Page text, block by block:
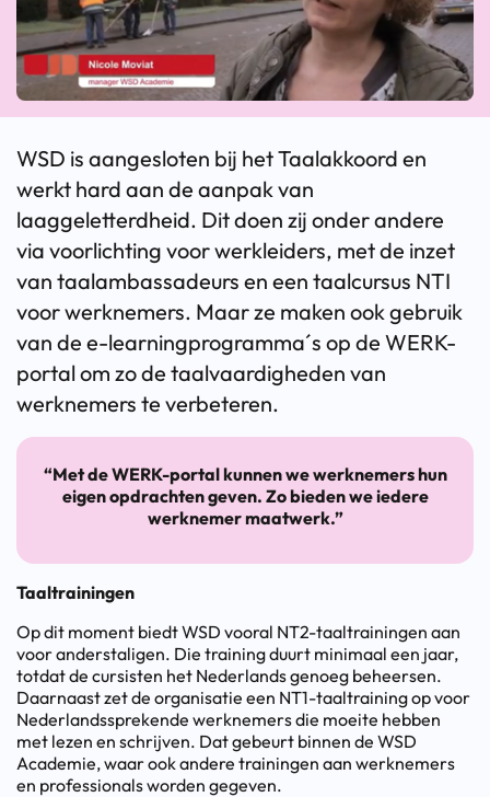
WSD is aangesloten bij het Taalakkoord en
werkt hard aan de aanpak van
laaggeletterdheid. Dit doen zij onder andere
via voorlichting voor werkleiders, met de inzet
van taalambassadeurs en een taalcursus NTI
voor werknemers. Maar ze maken ook gebruik
van de e-learningprogramma´s op de WERK-
portal om zo de taalvaardigheden van
werknemers te verbeteren.
“Met de WERK-portal kunnen we werknemers hun
eigen opdrachten geven. Zo bieden we iedere
werknemer maatwerk.”
Taaltrainingen
Op dit moment biedt WSD vooral NT2-taaltrainingen aan
voor anderstaligen. Die training duurt minimaal een jaar,
totdat de cursisten het Nederlands genoeg beheersen.
Daarnaast zet de organisatie een NT1-taaltraining op voor
Nederlandssprekende werknemers die moeite hebben
met lezen en schrijven. Dat gebeurt binnen de WSD
Academie, waar ook andere trainingen aan werknemers
en professionals worden gegeven.